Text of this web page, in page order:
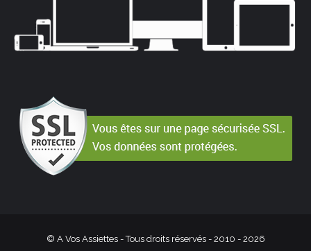
© A Vos Assiettes - Tous droits réservés - 2010 - 2026